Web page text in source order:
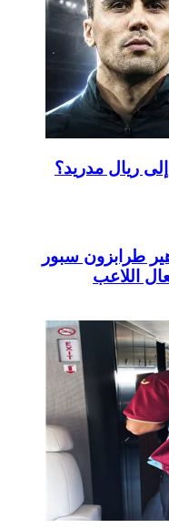
ريال مدريد؟
طرابزون سبور
اللاعب